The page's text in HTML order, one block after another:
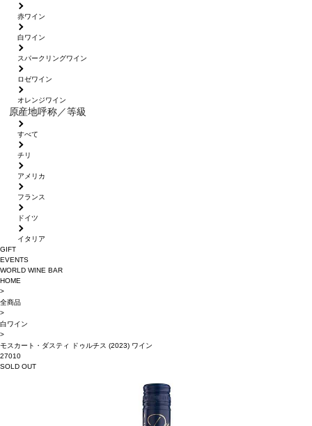
赤ワイン
白ワイン
スパークリングワイン
ロゼワイン
オレンジワイン
原産地呼称／等級
すべて
チリ
アメリカ
フランス
ドイツ
イタリア
GIFT
EVENTS
WORLD WINE BAR
HOME
>
全商品
>
白ワイン
>
モスカート・ダスティ ドゥルチス (2023) ワイン
27010
SOLD OUT